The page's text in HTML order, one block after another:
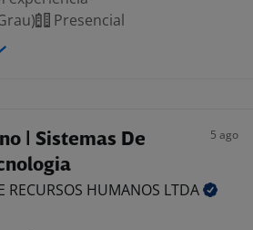
Presencial
| Sistemas De
5 ago
RECURSOS HUMANOS LTDA